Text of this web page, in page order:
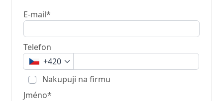
E-mail*
Telefon
+420
Nakupuji na firmu
Jméno*